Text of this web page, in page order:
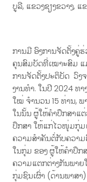
ບູລີ, ແຂວງຊຽງຂວາງ,
ການມີ ອົງການຈັດຕັ້ງຄູ່
ຄຸນສົມບັດທີ່ເໝາະສົມ ແ
ການຈັດຕັ້ງປະຕິບັດ ວົງ
ງານທໍາ. ໃນປີ 2024 ທ
ໃໝ່ ຈໍານວນ 15 ທ່ານ, ພ
ໃນນັ້ນ ຜູ້ໃຫ້ຄໍາປຶກສາແ
ປຶກສາ ໃຫ້ແກ່ໄວໜຸ່ມກຸ່ມ
ຄວາມສໍາຄັນຕໍ່ກັບຄວາ
ໃນກຸ່ມ ຂອງ ຜູ້ໃຫ້ຄໍາປຶກ
ຄວາມແຕກຕ່າງກັນພາ
ກຸ່ມຊົນເຜົ່າ (ດ້ານພາສາ